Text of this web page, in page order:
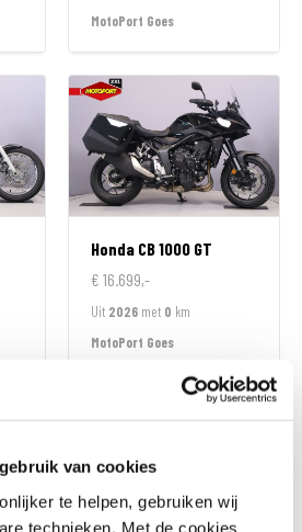
van cookies
te helpen, gebruiken wij
technieken. Met de cookies
MotoPort Goes
Honda CB 1000 GT
€ 16.699,-
Uit 2026 met 0 km
MotoPort Goes